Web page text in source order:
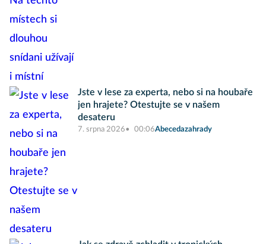
Jste v lese za experta, nebo si na houbaře
jen hrajete? Otestujte se v našem
desateru
7. srpna 2026 00:06Abecedazahrady